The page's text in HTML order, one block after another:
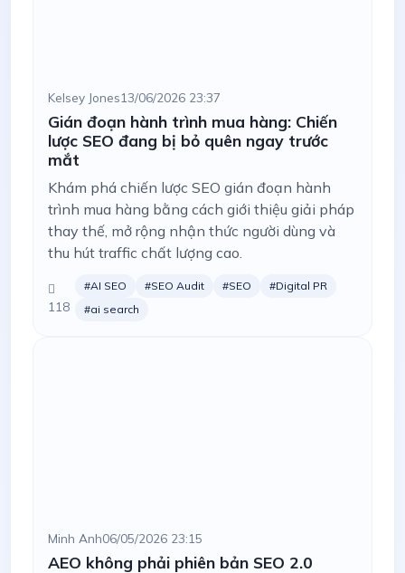
Kelsey Jones13/06/2026 23:37
Gián đoạn hành trình mua hàng: Chiến
lược SEO đang bị bỏ quên ngay trước
mắt
Khám phá chiến lược SEO gián đoạn hành
trình mua hàng bằng cách giới thiệu giải pháp
thay thế, mở rộng nhận thức người dùng và
thu hút traffic chất lượng cao.
118
#AI SEO #SEO Audit #SEO
#Digital PR
#ai search
Minh Anh06/05/2026 23:15
AEO không phải phiên bản SEO 2.0